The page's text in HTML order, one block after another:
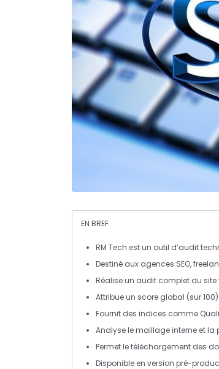
EN BREF
RM Tech est un outil d’audit
Destiné aux agences SEO,
Réalise un audit complet du site
Attribue un score global (sur
Fournit des indices comme
Analyse lemaillage interne et la
Permet letéléchargement des
Disponible en version pré-